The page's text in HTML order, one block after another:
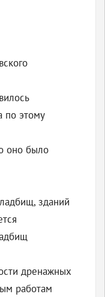
по этому
оно было
зданий
дренажных
работам